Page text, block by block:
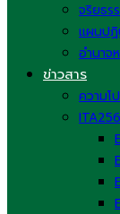
จริยธร
แผนปฏิ
อำนาจ
ข่าวสาร
ความโ